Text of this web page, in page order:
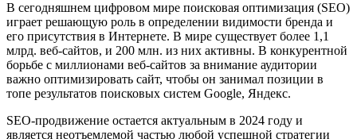
В сегодняшнем цифровом мире поисковая оптимизация (SEO)
играет решающую роль в определении видимости бренда и
его присутствия в Интернете. В мире существует более 1,1
млрд. веб-сайтов, и 200 млн. из них активны. В конкурентной
борьбе с миллионами веб-сайтов за внимание аудитории
важно оптимизировать сайт, чтобы он занимал позиции в
топе результатов поисковых систем Google, Яндекс.
SEO-продвижение остается актуальным в 2024 году и
является неотъемлемой частью любой успешной стратегии